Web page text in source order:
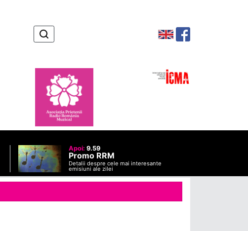
Apoi: 9.59
Promo RRM
Detalii despre cele mai interesante
emisiuni ale zilei